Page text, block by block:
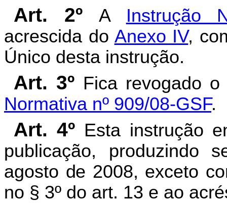
Art. 2ºA Instrução
acrescida do Anexo IV,
Único desta instrução.
Art. 3º Fica revogado
Normativa nº 909/08-GSF.
Art. 4º Esta instrução
publicação, produzindo
agosto de 2008, exceto
no § 3º do art. 13 e ao